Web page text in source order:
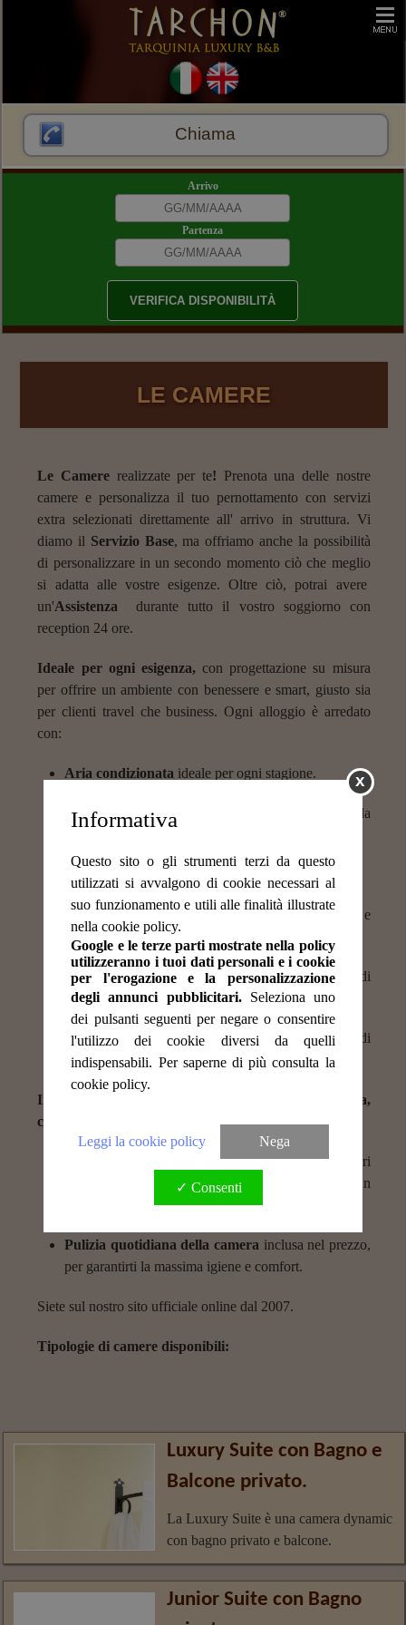
Chiama
Arrivo
Partenza
LE CAMERE
Le Camere realizzate per te! Prenota una delle nostre
camere e personalizza il tuo pernottamento con servizi
extra selezionati direttamente all' arrivo in struttura. Vi
diamo il Servizio Base, ma offriamo anche la possibilità
di personalizzare in un secondo momento ciò che meglio
si adatta alle vostre esigenze. Oltre ciò, potrai avere
un'Assistenza
durante tutto il vostro soggiorno con
reception 24 ore.
Ideale per ogni esigenza,con progettazione su misura
per offrire un ambiente con benessere e smart, giusto sia
per clienti travel che business. Ogni alloggio è arredato
con:
Aria condizionata ideale per ogni stagione.
Macchina de luxe del caffè
da
WiFi con tim fibra ad alta velocità.
Televisorein ogni camera a colori, phon, ferro e
tavolo da stiro.
Balcone privatocon tavolo e sedie per momenti di
rilassamento.
Bagno privato
in tutte le camere con doccia, set di
cortesia e asciugamani firmati.
Inoltre, abbiamo dei Servizi ideali unici a Tarquinia,
come:
Accettiamo ed diamo ospitalità anche a viaggiatori
animalidi tutte le taglie, per un
pet-friendly.
Pulizia quotidiana della camera inclusa nel prezzo,
per garantirti la massima igiene e comfort.
Siete sul nostro sito ufficiale online dal 2007.
Tipologie di camere disponibili:
Luxury Suite con Bagno e
Balcone privato.
La Luxury Suite è una camera dynamic
con bagno privato e balcone.
Junior Suite con Bagno
x
Informativa
Questo sito o gli strumenti terzi da questo
utilizzati si avvalgono di cookie necessari al
suo funzionamento e utili alle finalità illustrate
nella cookie policy.
Google e le terze parti mostrate nella policy
utilizzeranno i tuoi dati personali e i cookie
per l'erogazione e la personalizzazione
degli annunci pubblicitari.Seleziona uno
dei pulsanti seguenti per negare o consentire
l'utilizzo dei cookie diversi da quelli
indispensabili. Per saperne di più consulta la
cookie policy.
Leggi la cookie policy Nega
✓ Consenti